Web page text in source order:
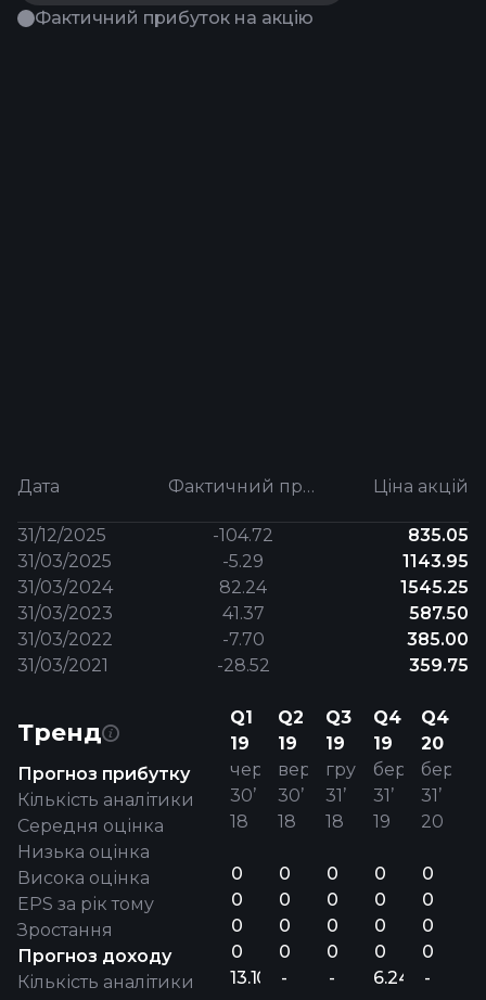
Фактичний прибуток на акцію
Дата Фактичний прибуток на акцію Ціна акцій
31/12/2025 -104.72
835.05
31/03/2025
-5.29
1143.95
31/03/2024
82.24
1545.25
31/03/2023
41.37
587.50
31/03/2022
-7.70
385.00
31/03/2021
-28.52 359.75
Тренд
Прогноз прибутку
Кількість аналітики
Середня оцінка
Низька оцінка
Висока оцінка
EPS за рік тому
Зростання
Прогноз доходу
Кількість аналітики
Q1
19
черв.
30’
18
0
0
0
0
13.10
Q2
19
верес.
30’
18
0
0
0
0
-
Q3
19
груд.
31’
18
0
0
0
0
-
Q4
19
берез.
31’
19
0
0
0
0
6.24
Q4
20
берез.
31’
20
0
0
0
0
-